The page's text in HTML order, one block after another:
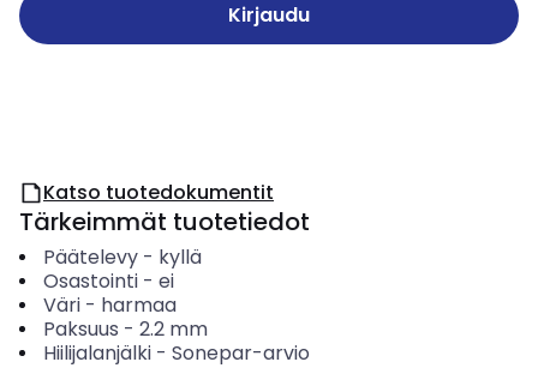
Kirjaudu
Katso tuotedokumentit
Tärkeimmät tuotetiedot
Päätelevy- kyllä
Osastointi- ei
Väri- harmaa
Paksuus - 2.2 mm
Hiilijalanjälki- Sonepar-arvio